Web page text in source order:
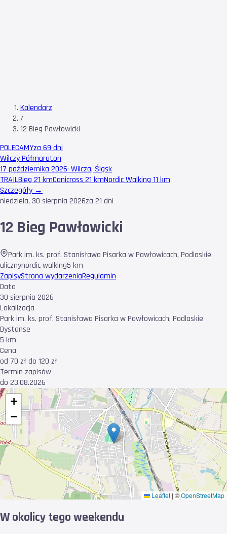
Kalendarz
/
12 Bieg Pawłowicki
POLECAMYza 69 dni
Wilczy Półmaraton
17 października 2026· Wilcza, Śląsk
TRAILBieg 21 kmCanicross 21 kmNordic Walking 11 km
Szczegóły →
niedziela, 30 sierpnia 2026za 21 dni
12 Bieg Pawłowicki
Park im. ks. prof. Stanisława Pisarka w Pawłowicach, Podlaskie
ulicznynordic walking5 km
ZapisyStrona wydarzeniaRegulamin
Data
30 sierpnia 2026
Lokalizacja
Park im. ks. prof. Stanisława Pisarka w Pawłowicach, Podlaskie
Dystanse
5 km
Cena
od 70 zł do 120 zł
Termin zapisów
do 23.08.2026
+
−
Leaflet | ©OpenStreetMap
W okolicy tego weekendu